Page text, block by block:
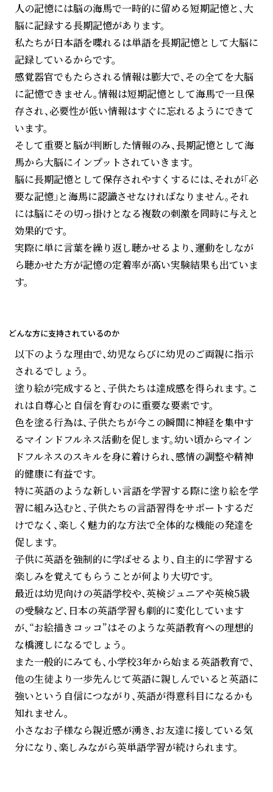
人の記憶には脳の海馬で一時的に留める短期記憶と、大
脳に記録する長期記憶があります。
私たちが日本語を喋れるは単語を長期記憶として大脳に
記録しているからです。
感覚器官でもたらされる情報は膨大で、その全てを大脳
に記憶できません。情報は短期記憶として海馬で一旦保
存され、必要性が低い情報はすぐに忘れるようにできて
います。
そして重要と脳が判断した情報のみ、長期記憶として海
馬から大脳にインプットされていきます。
脳に長期記憶として保存されやすくするには、それが「必
要な記憶」と海馬に認識させなければなりません。それ
には脳にその切っ掛けとなる複数の刺激を同時に与えと
効果的です。
実際に単に言葉を繰り返し聴かせるより、運動をしなが
ら聴かせた方が記憶の定着率が高い実験結果も出ていま
す。
どんな方に支持されているのか
以下のような理由で、幼児ならびに幼児のご両親に指示
されるでしょう。
塗り絵が完成すると、子供たちは達成感を得られます。こ
れは自尊心と自信を育むのに重要な要素です。
色を塗る行為は、子供たちが今この瞬間に神経を集中す
るマインドフルネス活動を促します。幼い頃からマイン
ドフルネスのスキルを身に着けられ、感情の調整や精神
的健康に有益です。
特に英語のような新しい言語を学習する際に塗り絵を学
習に組み込むと、子供たちの言語習得をサポートするだ
けでなく、楽しく魅力的な方法で全体的な機能の発達を
促します。
子供に英語を強制的に学ばせるより、自主的に学習する
楽しみを覚えてもらうことが何より大切です。
最近は幼児向けの英語学校や、英検ジュニアや英検5級
の受験など、日本の英語学習も劇的に変化しています
が、“お絵描きコッコ”はそのような英語教育への理想的
な橋渡しになるでしょう。
また一般的にみても、小学校3年から始まる英語教育で、
他の生徒より一歩先んじて英語に親しんでいると英語に
強いという自信につながり、英語が得意科目になるかも
知れません。
小さなお子様なら親近感が湧き、お友達に接している気
分になり、楽しみながら英単語学習が続けられます。